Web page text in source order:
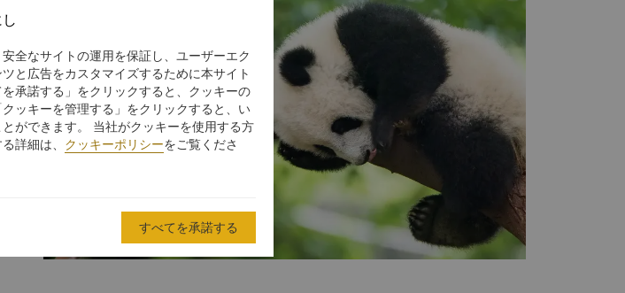
全なサイトの運用を保証し、ユーザーエク
と広告をカスタマイズするために本サイト
承諾する」をクリックすると、クッキーの
ッキーを管理する」をクリックすると、い
ができます。 当社がクッキーを使用する方
詳細は、 クッキーポリシーをご覧くださ
すべてを承諾する